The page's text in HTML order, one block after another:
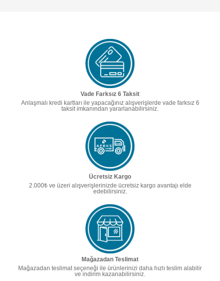
Vade Farksız 6 Taksit
Anlaşmalı kredi kartları ile yapacağınız alışverişlerde vade farksız 6
taksit imkanından yararlanabilirsiniz.
Ücretsiz Kargo
2.000₺ ve üzeri alışverişlerinizde ücretsiz kargo avantajı elde
edebilirsiniz.
Mağazadan Teslimat
Mağazadan teslimat seçeneği ile ürünlerinizi daha hızlı teslim alabilir
ve indirim kazanabilirsiniz.